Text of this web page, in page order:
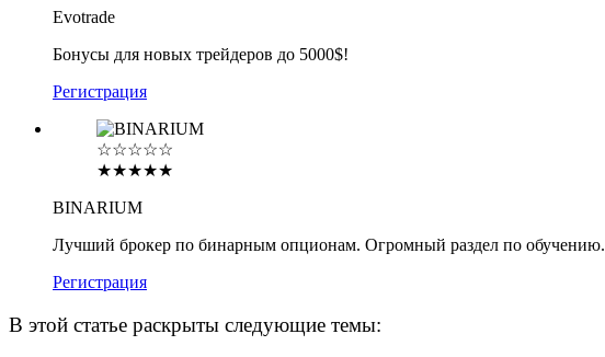
Evotrade
Бонусы для новых трейдеров до 5000$!
Регистрация
☆☆☆☆☆
★★★★★
BINARIUM
Лучший брокер по бинарным опционам. Огромный раздел по обучению.
Регистрация
В этой статье раскрыты следующие темы: